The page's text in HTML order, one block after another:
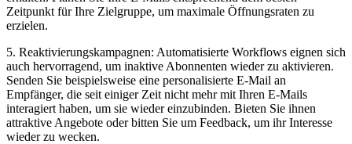
Zeitpunkt für Ihre Zielgruppe, um maximale Öffnungsraten zu
erzielen.
5. Reaktivierungskampagnen: Automatisierte Workflows eignen sich
auch hervorragend, um inaktive Abonnenten wieder zu aktivieren.
Senden Sie beispielsweise eine personalisierte E-Mail an
Empfänger, die seit einiger Zeit nicht mehr mit Ihren E-Mails
interagiert haben, um sie wieder einzubinden. Bieten Sie ihnen
attraktive Angebote oder bitten Sie um Feedback, um ihr Interesse
wieder zu wecken.